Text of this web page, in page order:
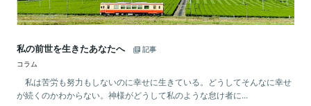
私の前世を生きたあなたへ
記事
コラム
私は苦労も努力もしないのに幸せに生きている。どうしてそんなに幸せ
が続くのかわからない。神様がどうして私のような怠け者に...